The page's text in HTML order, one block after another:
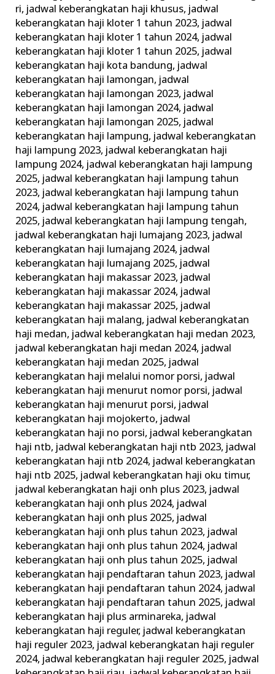
ri, jadwal keberangkatan haji khusus, jadwal
keberangkatan haji kloter 1 tahun 2023, jadwal
keberangkatan haji kloter 1 tahun 2024, jadwal
keberangkatan haji kloter 1 tahun 2025, jadwal
keberangkatan haji kota bandung, jadwal
keberangkatan haji lamongan, jadwal
keberangkatan haji lamongan 2023, jadwal
keberangkatan haji lamongan 2024, jadwal
keberangkatan haji lamongan 2025, jadwal
keberangkatan haji lampung, jadwal keberangkatan
haji lampung 2023, jadwal keberangkatan haji
lampung 2024, jadwal keberangkatan haji lampung
2025, jadwal keberangkatan haji lampung tahun
2023, jadwal keberangkatan haji lampung tahun
2024, jadwal keberangkatan haji lampung tahun
2025, jadwal keberangkatan haji lampung tengah,
jadwal keberangkatan haji lumajang 2023, jadwal
keberangkatan haji lumajang 2024, jadwal
keberangkatan haji lumajang 2025, jadwal
keberangkatan haji makassar 2023, jadwal
keberangkatan haji makassar 2024, jadwal
keberangkatan haji makassar 2025, jadwal
keberangkatan haji malang, jadwal keberangkatan
haji medan, jadwal keberangkatan haji medan 2023,
jadwal keberangkatan haji medan 2024, jadwal
keberangkatan haji medan 2025, jadwal
keberangkatan haji melalui nomor porsi, jadwal
keberangkatan haji menurut nomor porsi, jadwal
keberangkatan haji menurut porsi, jadwal
keberangkatan haji mojokerto, jadwal
keberangkatan haji no porsi, jadwal keberangkatan
haji ntb, jadwal keberangkatan haji ntb 2023, jadwal
keberangkatan haji ntb 2024, jadwal keberangkatan
haji ntb 2025, jadwal keberangkatan haji oku timur,
jadwal keberangkatan haji onh plus 2023, jadwal
keberangkatan haji onh plus 2024, jadwal
keberangkatan haji onh plus 2025, jadwal
keberangkatan haji onh plus tahun 2023, jadwal
keberangkatan haji onh plus tahun 2024, jadwal
keberangkatan haji onh plus tahun 2025, jadwal
keberangkatan haji pendaftaran tahun 2023, jadwal
keberangkatan haji pendaftaran tahun 2024, jadwal
keberangkatan haji pendaftaran tahun 2025, jadwal
keberangkatan haji plus arminareka, jadwal
keberangkatan haji reguler, jadwal keberangkatan
haji reguler 2023, jadwal keberangkatan haji reguler
2024, jadwal keberangkatan haji reguler 2025, jadwal